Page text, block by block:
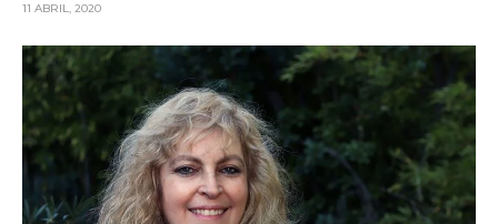
11 ABRIL, 2020